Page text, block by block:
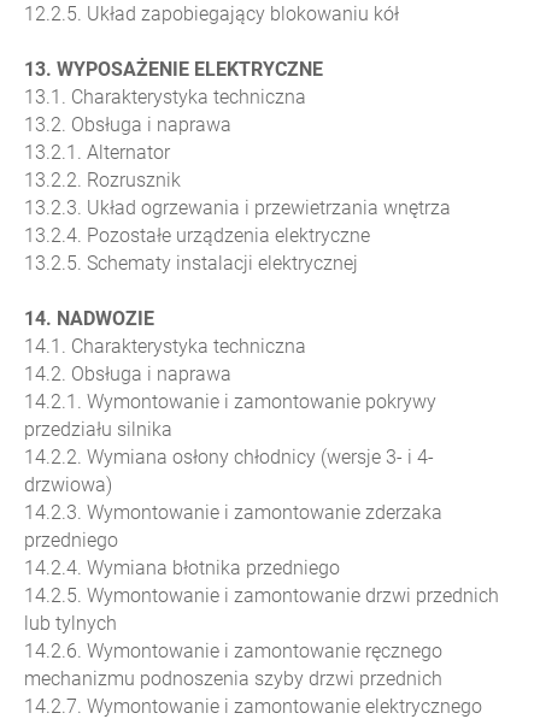
12.2.5. Układ zapobiegający blokowaniu kół
13. WYPOSAŻENIE ELEKTRYCZNE
13.1. Charakterystyka techniczna
13.2. Obsługa i naprawa
13.2.1. Alternator
13.2.2. Rozrusznik
13.2.3. Układ ogrzewania i przewietrzania wnętrza
13.2.4. Pozostałe urządzenia elektryczne
13.2.5. Schematy instalacji elektrycznej
14. NADWOZIE
14.1. Charakterystyka techniczna
14.2. Obsługa i naprawa
14.2.1. Wymontowanie i zamontowanie pokrywy
przedziału silnika
14.2.2. Wymiana osłony chłodnicy (wersje 3- i 4-
drzwiowa)
14.2.3. Wymontowanie i zamontowanie zderzaka
przedniego
14.2.4. Wymiana błotnika przedniego
14.2.5. Wymontowanie i zamontowanie drzwi przednich
lub tylnych
14.2.6. Wymontowanie i zamontowanie ręcznego
mechanizmu podnoszenia szyby drzwi przednich
14.2.7. Wymontowanie i zamontowanie elektrycznego